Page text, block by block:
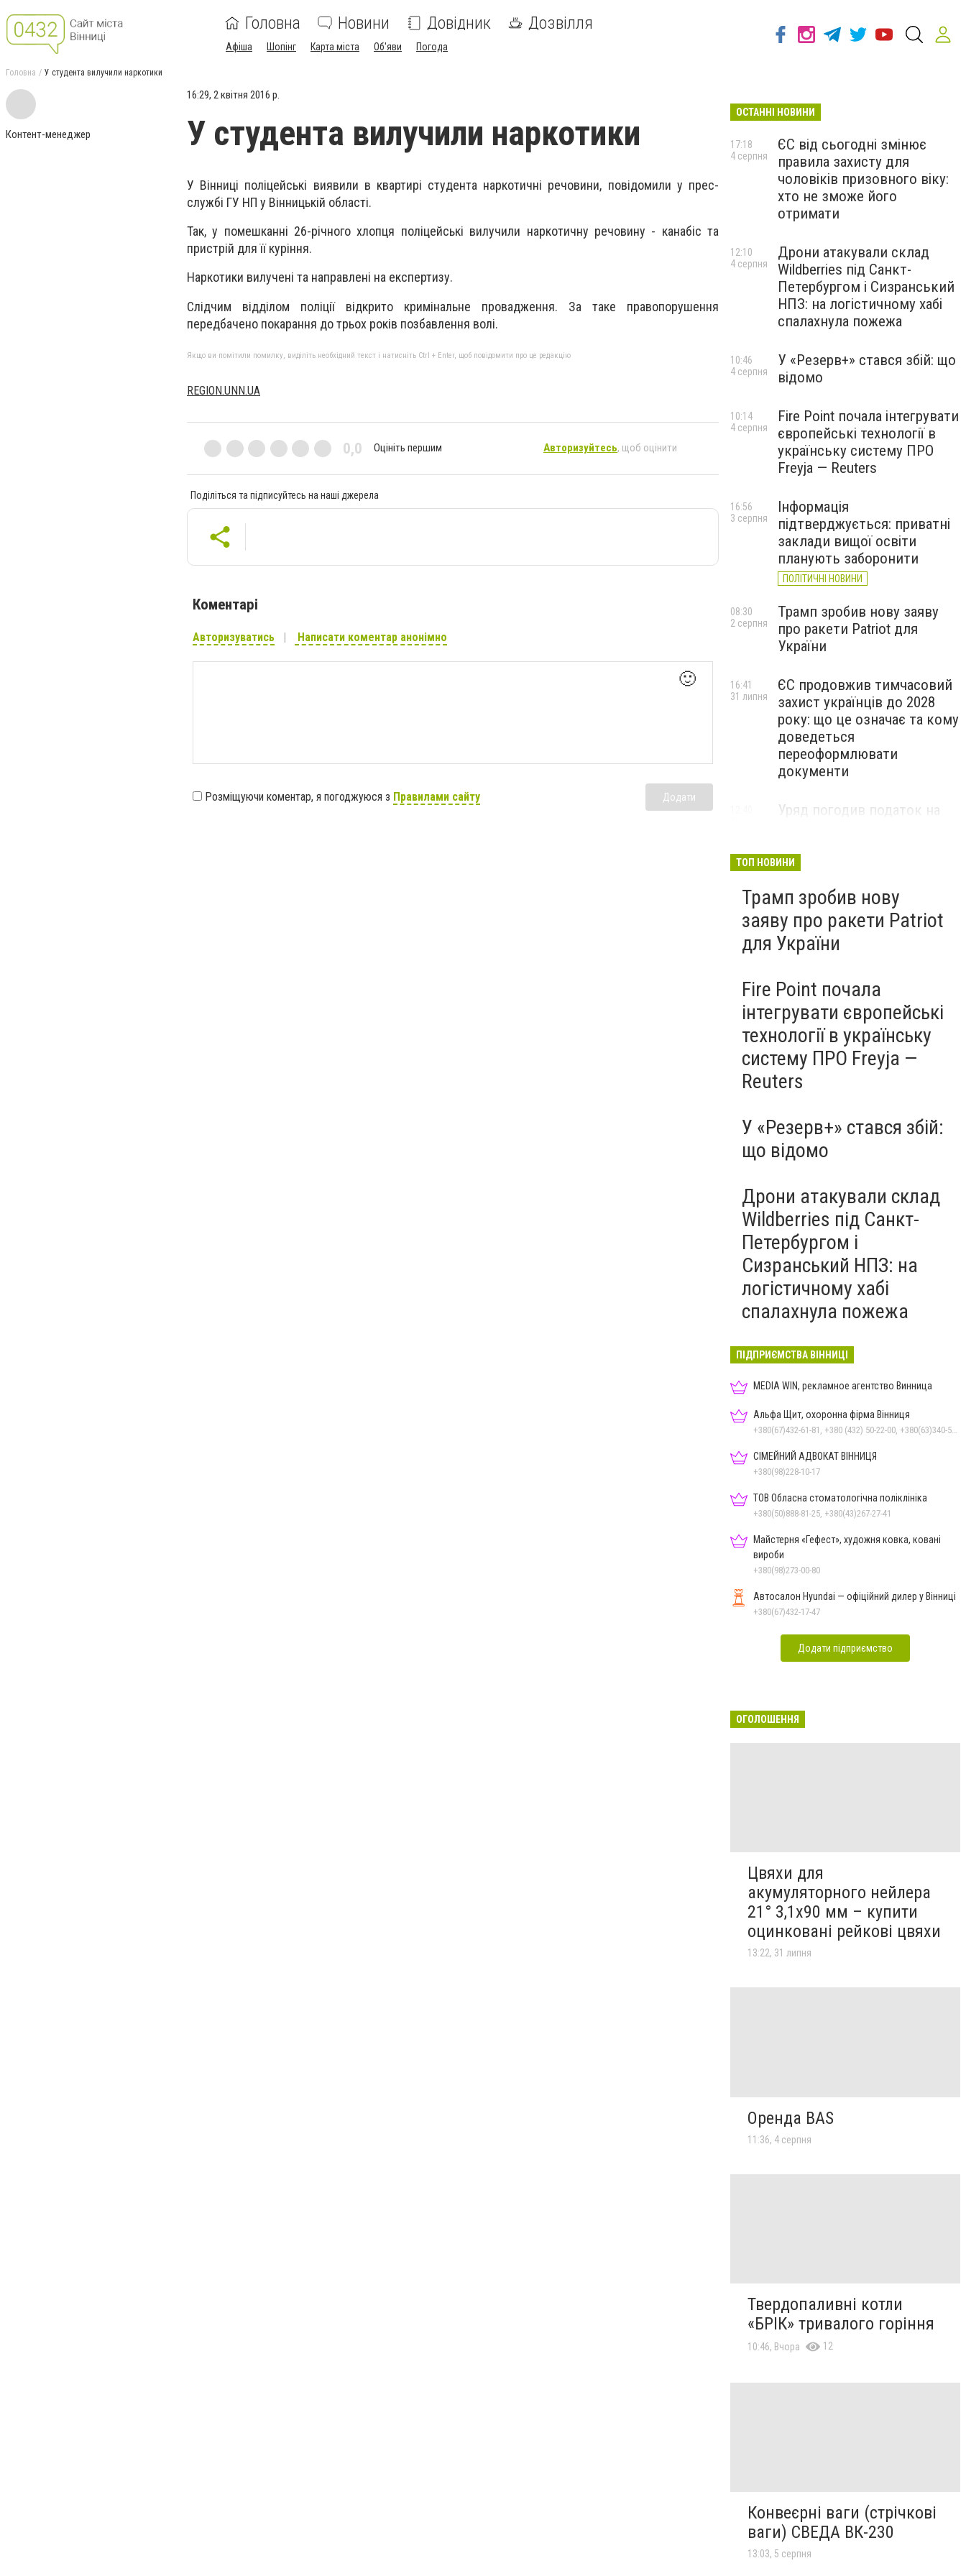
Головна Новини Довідник Дозвілля
Афіша Шопінг Карта міста Об'яви Погода
Головна У студента вилучили наркотики
Контент-менеджер
16:29, 2 квітня 2016 р.
У студента вилучили наркотики
У Вінниці поліцейські виявили в квартирі студента наркотичні речовини, повідомили у прес-
службі ГУ НП у Вінницькій області.
Так, у помешканні 26-річного хлопця поліцейські вилучили наркотичну речовину - канабіс та
пристрій для її куріння.
Наркотики вилучені та направлені на експертизу.
Слідчим відділом поліції відкрито кримінальне провадження. За таке правопорушення
передбачено покарання до трьох років позбавлення волі.
Якщо ви помітили помилку, виділіть необхідний текст і натисніть Ctrl + Enter, щоб повідомити про це редакцію
REGION.UNN.UA
0,0 Оцініть першим Авторизуйтесь, щоб оцінити
Поділіться та підписуйтесь на наші джерела
Коментарі
Авторизуватись Написати коментар анонімно
🙂
Розміщуючи коментар, я погоджуюся з Правилами сайту Додати
ОСТАННІ НОВИНИ
ЄС від сьогодні змінює
правила захисту для
чоловіків призовного віку:
хто не зможе його
отримати
17:18
4 серпня
Дрони атакували склад
Wildberries під Санкт-
Петербургом і Сизранський
НПЗ: на логістичному хабі
спалахнула пожежа
12:10
4 серпня
У «Резерв+» стався збій: що
відомо
10:46
4 серпня
Fire Point почала інтегрувати
європейські технології в
українську систему ПРО
Freyja — Reuters
10:14
4 серпня
Інформація
підтверджується: приватні
заклади вищої освіти
планують заборонити
ПОЛІТИЧНІ НОВИНИ
16:56
3 серпня
Трамп зробив нову заяву
про ракети Patriot для
України
08:30
2 серпня
ЄС продовжив тимчасовий
захист українців до 2028
року: що це означає та кому
доведеться
переоформлювати
документи
16:41
31 липня
Уряд погодив податок на
ТОП НОВИНИ
Трамп зробив нову
заяву про ракети Patriot
для України
Fire Point почала
інтегрувати європейські
технології в українську
систему ПРО Freyja —
Reuters
У «Резерв+» стався збій:
що відомо
Дрони атакували склад
Wildberries під Санкт-
Петербургом і
Сизранський НПЗ: на
логістичному хабі
спалахнула пожежа
ПІДПРИЄМСТВА ВІННИЦІ
MEDIA WIN, рекламное агентство Винница
Альфа Щит, охоронна фірма Вінниця
+380(67)432-61-81, +380 (432) 50-22-00, +380(63)340-58-58
СІМЕЙНИЙ АДВОКАТ ВІННИЦЯ
+380(98)228-10-17
ТОВ Обласна стоматологічна поліклініка
+380(50)888-81-25, +380(43)267-27-41
Майстерня «Гефест», художня ковка, ковані
вироби
+380(98)273-00-80
Автосалон Hyundai — офіційний дилер у Вінниці
+380(67)432-17-47
Додати підприємство
ОГОЛОШЕННЯ
Цвяхи для
акумуляторного нейлера
21° 3,1х90 мм – купити
оцинковані рейкові цвяхи
13:22, 31 липня
Оренда BAS
11:36, 4 серпня
Твердопаливні котли
«БРІК» тривалого горіння
10:46, Вчора 12
Конвеєрні ваги (стрічкові
ваги) СВЕДА ВК-230
13:03, 5 серпня